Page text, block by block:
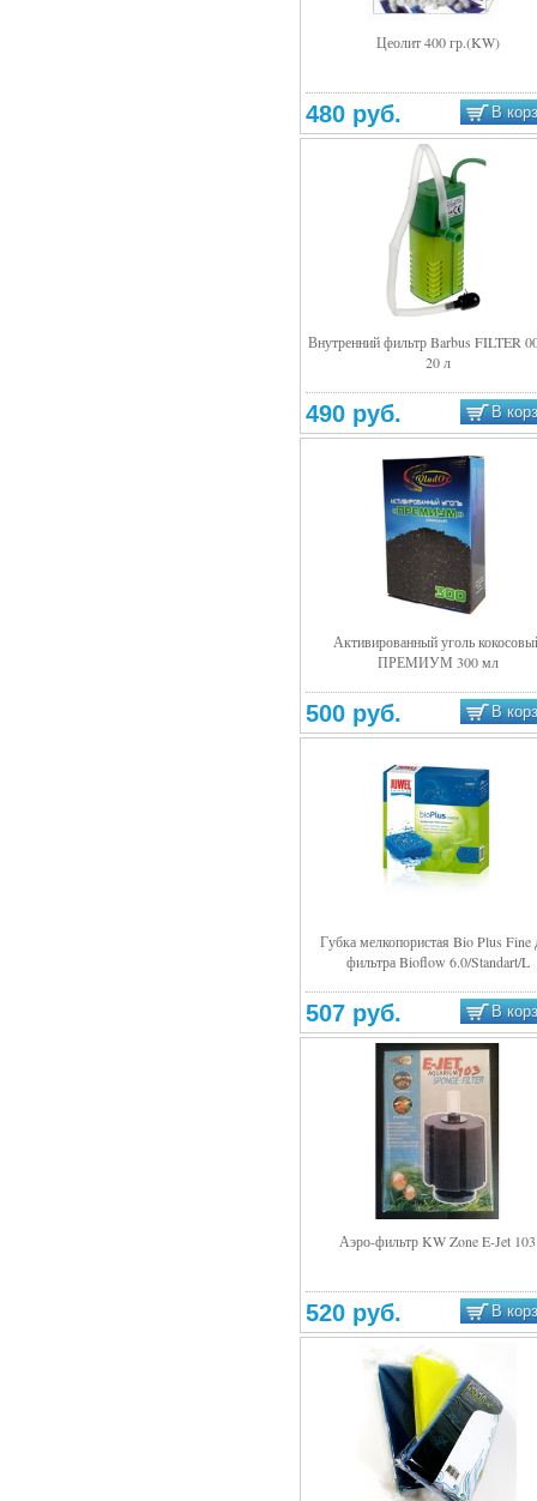
Цеолит 400 гр.(KW)
480 руб. В
Внутренний фильтр Barbus FILTER
20 л
490 руб. В
Активированный уголь
ПРЕМИУМ 300 мл
500 руб. В
Подробнее
Губка мелкопористая Bio Plus Fine
фильтра Bioflow 6.0/Standart/L
507 руб. В
Аэро-фильтр KW Zone E-Jet 103
520 руб. В